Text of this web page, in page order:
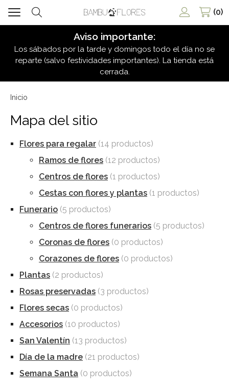
Buscar
0
Aviso importante:
Los sábados por la tarde y domingos todo el día no se
reparte (salvo festividades importantes). La tienda está
cerrada.
Inicio
Mapa del sitio
Flores para regalar (14 productos)
Ramos de flores (12 productos)
Centros de flores (1 productos)
Cestas con flores y plantas (1 productos)
Funerario (5 productos)
Centros de flores funerarios (5 productos)
Coronas de flores (0 productos)
Corazones de flores (0 productos)
Plantas (2 productos)
Rosas preservadas (3 productos)
Flores secas (0 productos)
Accesorios (10 productos)
San Valentín (13 productos)
Día de la madre (21 productos)
Semana Santa (0 productos)